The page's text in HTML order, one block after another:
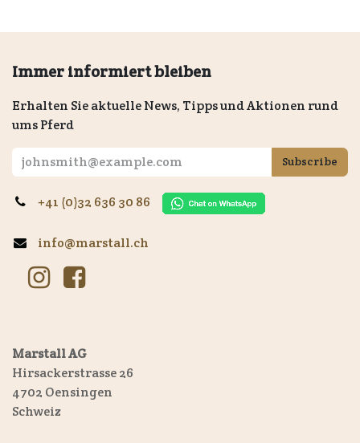
Immer informiert bleiben
Erhalten Sie aktuelle News, Tipps und Aktionen rund
ums Pferd
Subscribe
+41 (0)32 636 30 86
info@marstall.ch
Marstall AG
Hirsackerstrasse 26
4702 Oensingen
Schweiz